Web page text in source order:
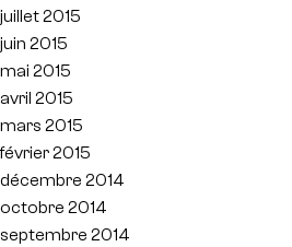
juillet 2015
juin 2015
mai 2015
avril 2015
mars 2015
février 2015
décembre 2014
octobre 2014
septembre 2014